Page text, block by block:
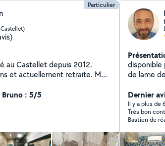
Particulier
au Castellet depuis 2012.
et actuellement retraite. Mes
piscine, mur de
acier, ...
Bruno : 5/5
disponible
de lame
cuisine,
peinture,
Dernier
Il y a plus de
Très bon
Bastien de